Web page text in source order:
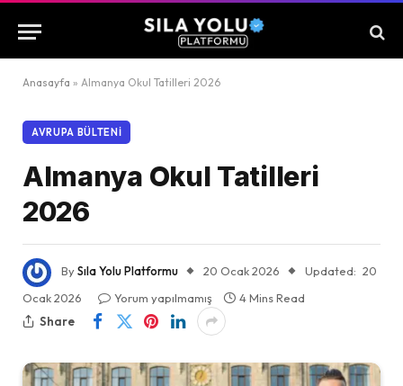
Anasayfa » Almanya Okul Tatilleri 2026
AVRUPA BÜLTENI
Almanya Okul Tatilleri
2026
BySıla Yolu Platformu 20 Ocak 2026 Updated: 20
Ocak 2026
Yorum yapılmamış
4 Mins Read
Share